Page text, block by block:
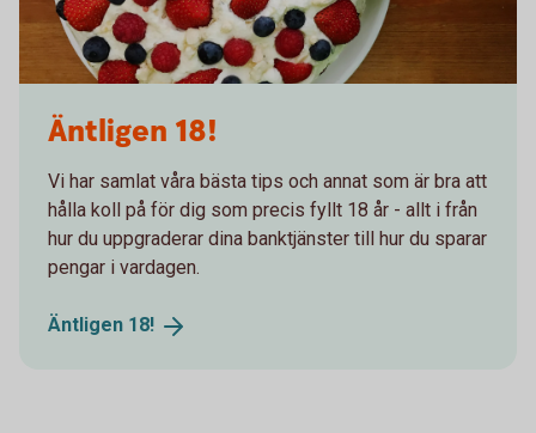
Äntligen 18!
Vi har samlat våra bästa tips och annat som är bra att
hålla koll på för dig som precis fyllt 18 år - allt i från
hur du uppgraderar dina banktjänster till hur du sparar
pengar i vardagen.
Äntligen 18!